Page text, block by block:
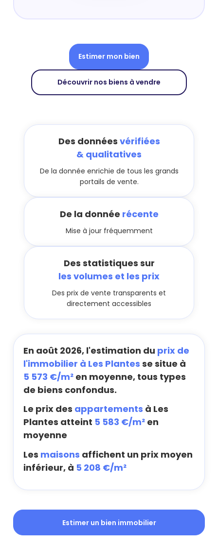
Estimer mon bien
Découvrir nos biens à vendre
Des données vérifiées
& qualitatives
De la donnée enrichie de tous les grands
portails de vente.
De la donnée récente
Mise à jour fréquemment
Des statistiques sur
les volumes et les prix
Des prix de vente transparents et
directement accessibles
En août 2026, l'estimation du prix de
l'immobilier à Les Plantes se situe à
5 573 €/m² en moyenne, tous types
de biens confondus.
Le prix des appartements à Les
Plantes atteint 5 583 €/m² en
moyenne
Les maisons affichent un prix moyen
inférieur, à 5 208 €/m²
Estimer un bien immobilier